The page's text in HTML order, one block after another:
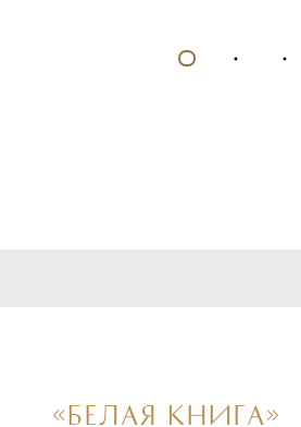
«БЕЛАЯ КНИГА»